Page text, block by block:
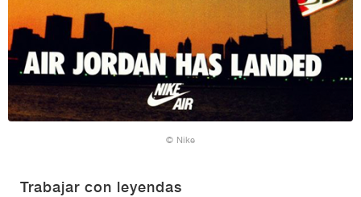
© Nike
Trabajar con leyendas